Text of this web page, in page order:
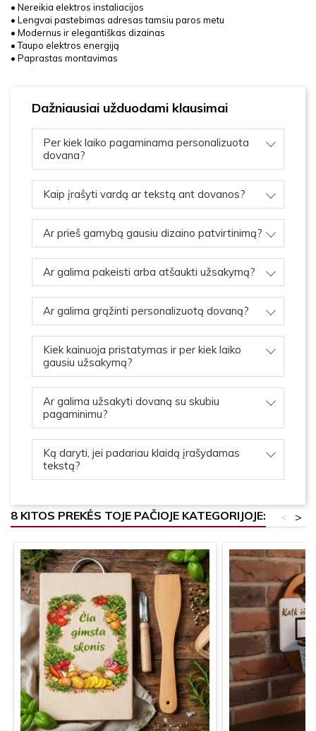
• Nereikia elektros instaliacijos
• Lengvai pastebimas adresas tamsiu paros metu
• Modernus ir elegantiškas dizainas
• Taupo elektros energiją
• Paprastas montavimas
Dažniausiai užduodami klausimai
Per kiek laiko pagaminama personalizuota
dovana?
Kaip įrašyti vardą ar tekstą ant dovanos?
Ar prieš gamybą gausiu dizaino patvirtinimą?
Ar galima pakeisti arba atšaukti užsakymą?
Ar galima grąžinti personalizuotą dovaną?
Kiek kainuoja pristatymas ir per kiek laiko
gausiu užsakymą?
Ar galima užsakyti dovaną su skubiu
pagaminimu?
Ką daryti, jei padariau klaidą įrašydamas
tekstą?
8 KITOS PREKĖS TOJE PAČIOJE KATEGORIJOJE: >
<